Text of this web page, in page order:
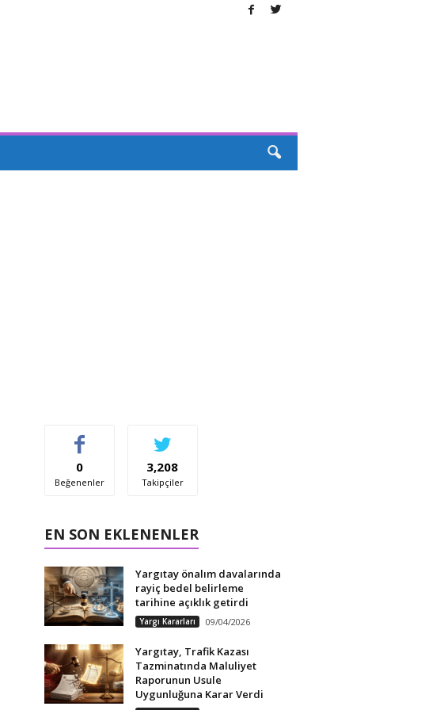
0
Beğenenler
3,208
Takipçiler
EN SON EKLENENLER
Yargıtay önalım davalarında
rayiç bedel belirleme
tarihine açıklık getirdi
Yargı Kararları 09/04/2026
Yargıtay, Trafik Kazası
Tazminatında Maluliyet
Raporunun Usule
Uygunluğuna Karar Verdi